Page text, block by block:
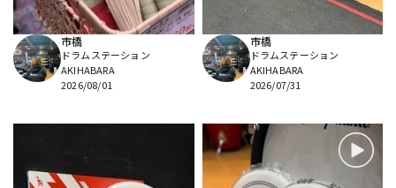
市橋
ドラムステーション
AKIHABARA
2026/08/01
市橋
ドラムステーション
AKIHABARA
2026/07/31